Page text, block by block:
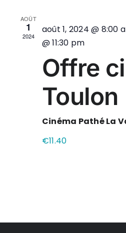
AOÛT
1
2024
août 1, 2024 @ 8:00
@ 11:30 pm
Offre
Toulon
Cinéma Pathé La
€11.40